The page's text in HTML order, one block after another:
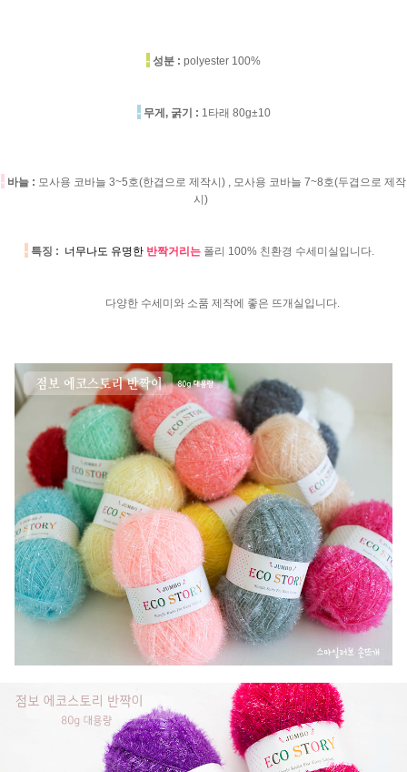
- 성분 : polyester 100%
- 무게, 굵기 : 1타래 80g±10
- 바늘 : 모사용 코바늘 3~5호(한겹으로 제작시) , 모사용 코바늘 7~8호(두겹으로 제작
시)
- 특징 : 너무나도 유명한 반짝거리는 폴리 100% 친환경 수세미실입니다.
다양한 수세미와 소품 제작에 좋은 뜨개실입니다.